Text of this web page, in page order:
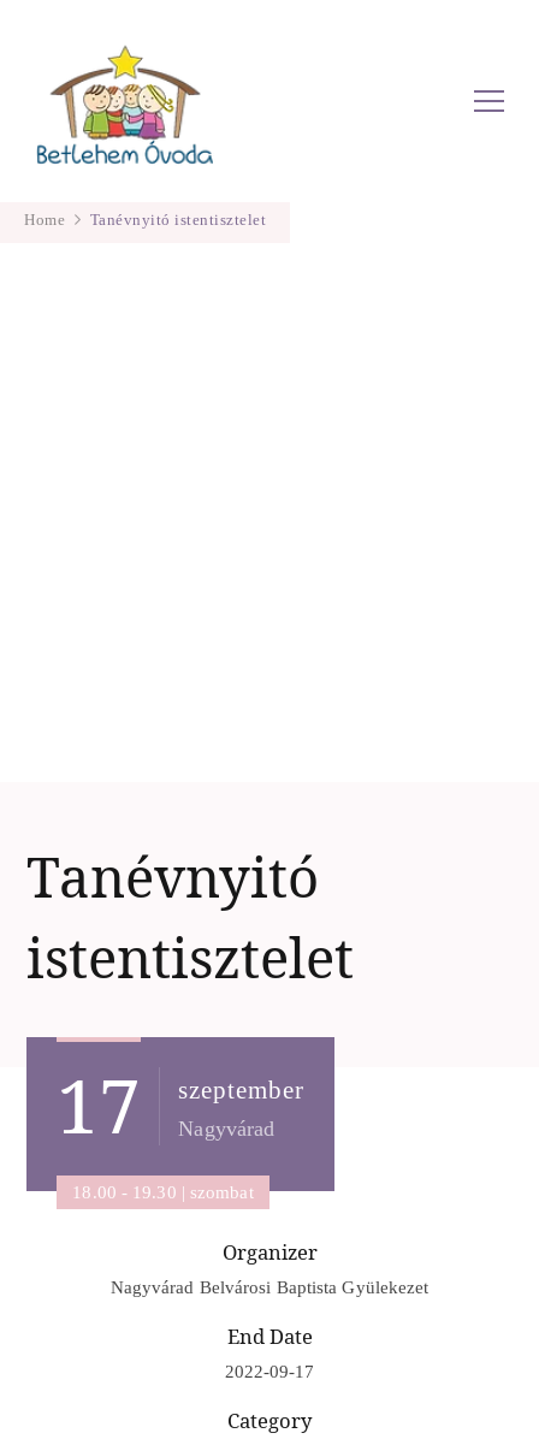
Betlehem Óvoda
Home Tanévnyitó istentisztelet
Tanévnyitó
istentisztelet
17 szeptember
Nagyvárad
18.00 - 19.30 | szombat
Organizer
Nagyvárad Belvárosi Baptista Gyülekezet
End Date
2022-09-17
Category